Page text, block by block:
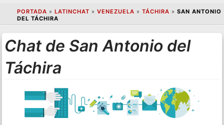
PORTADA » LATINCHAT » VENEZUELA » TÁCHIRA » SAN ANTONIO
DEL TÁCHIRA
Chat de San Antonio del
Táchira